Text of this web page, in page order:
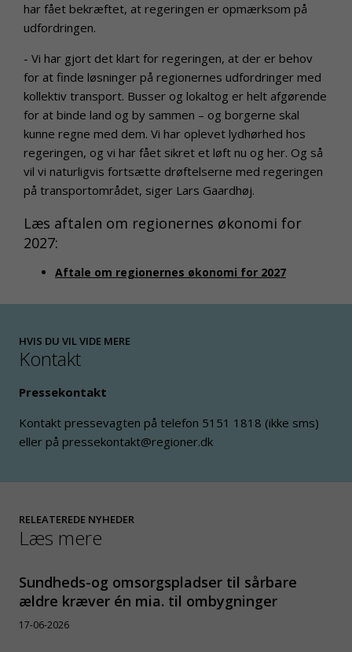
har fået bekræftet, at regeringen er opmærksom på
udfordringen.
- Vi har gjort det klart for regeringen, at der er behov
for at finde løsninger på regionernes udfordringer med
kollektiv transport. Busser og lokaltog er helt afgørende
for at binde land og by sammen – og borgerne skal
kunne regne med dem. Vi har oplevet lydhørhed hos
regeringen, og vi har fået sikret et løft nu og her. Og så
vil vi naturligvis fortsætte drøftelserne med regeringen
på transportområdet, siger Lars Gaardhøj.
Læs aftalen om regionernes økonomi for
2027:
Aftale om regionernes økonomi for 2027
HVIS DU VIL VIDE MERE
Kontakt
Pressekontakt
Kontakt pressevagten på telefon 5151 1818 (ikke sms)
eller på pressekontakt@regioner.dk
RELEATEREDE NYHEDER
Læs mere
Sundheds-og omsorgspladser til sårbare
ældre kræver én mia. til ombygninger
17-06-2026